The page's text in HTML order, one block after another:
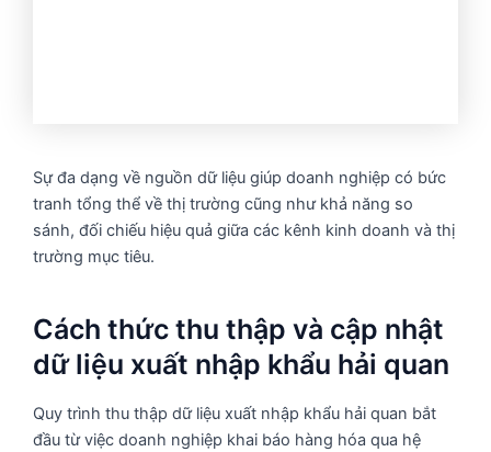
Sự đa dạng về nguồn dữ liệu giúp doanh nghiệp có bức
tranh tổng thể về thị trường cũng như khả năng so
sánh, đối chiếu hiệu quả giữa các kênh kinh doanh và thị
trường mục tiêu.
Cách thức thu thập và cập nhật
dữ liệu xuất nhập khẩu hải quan
Quy trình thu thập dữ liệu xuất nhập khẩu hải quan bắt
đầu từ việc doanh nghiệp khai báo hàng hóa qua hệ